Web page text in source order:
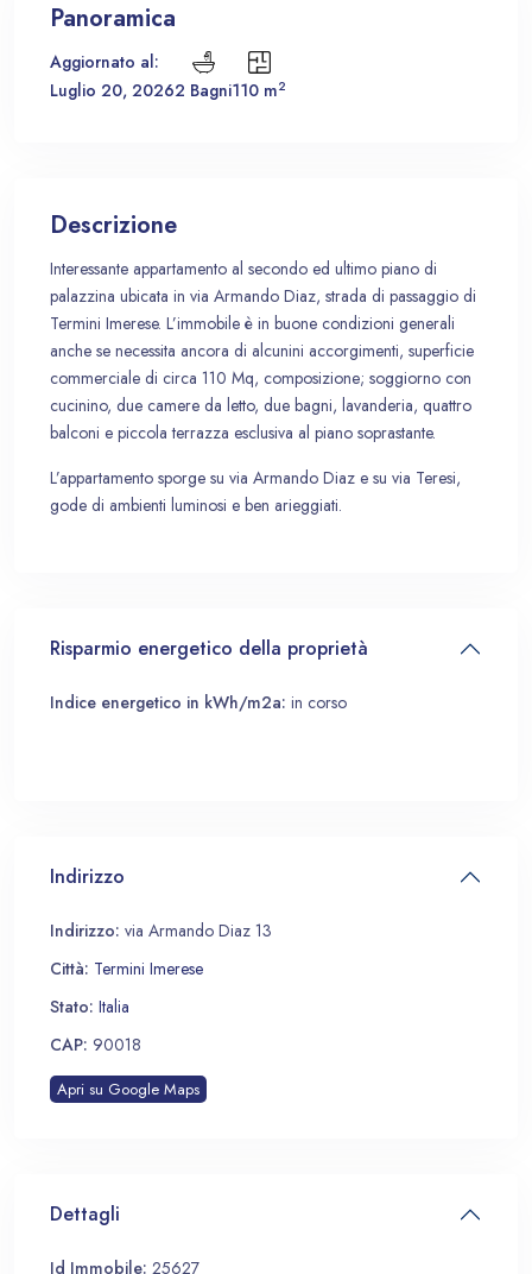
Panoramica
Aggiornato al:
Luglio 20, 20262 Bagni110 m2
Descrizione
Interessante appartamento al secondo ed ultimo piano di
palazzina ubicata in via Armando Diaz, strada di passaggio di
Termini Imerese. L’immobile è in buone condizioni generali
anche se necessita ancora di alcunini accorgimenti, superficie
commerciale di circa 110 Mq, composizione; soggiorno con
cucinino, due camere da letto, due bagni, lavanderia, quattro
balconi e piccola terrazza esclusiva al piano soprastante.
L’appartamento sporge su via Armando Diaz e su via Teresi,
gode di ambienti luminosi e ben arieggiati.
Risparmio energetico della proprietà
Indice energetico in kWh/m2a: in corso
Indirizzo
Indirizzo: via Armando Diaz 13
Città: Termini Imerese
Stato: Italia
CAP: 90018
Apri su Google Maps
Dettagli
Id Immobile: 25627